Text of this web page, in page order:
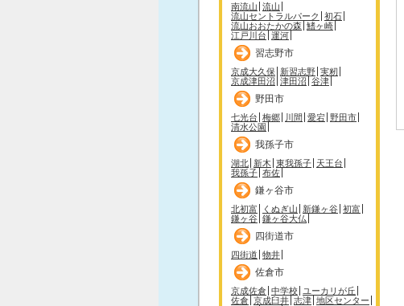
南流山 流山
流山セントラルパーク
初石
流山おおたかの森 鰭ヶ崎
江戸川台 運河
習志野市
京成大久保 新習志野 実籾
京成津田沼 津田沼 谷津
野田市
七光台 梅郷 川間 愛宕 野田市
清水公園
我孫子市
湖北 新木 東我孫子 天王台
我孫子 布佐
鎌ヶ谷市
北初富 くぬぎ山 新鎌ヶ谷 初富
鎌ヶ谷 鎌ヶ谷大仏
四街道市
四街道 物井
佐倉市
京成佐倉 中学校
ユーカリが丘
佐倉 京成臼井 志津 地区センター